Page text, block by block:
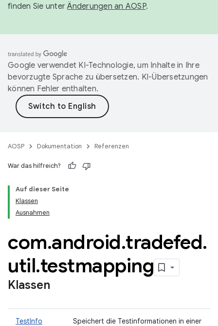
finden Sie unterÄnderungen an AOSP.
Google verwendet KI-Technologie, um Inhalte in Ihre
bevorzugte Sprache zu übersetzen. KI-Übersetzungen
können Fehler enthalten.
AOSP Dokumentation Referenzen
War das hilfreich?
Auf dieser Seite
Klassen
Ausnahmen
com.android.tradefed.
util.testmapping
Klassen
TestInfo
Speichert die Testinformationen in einer